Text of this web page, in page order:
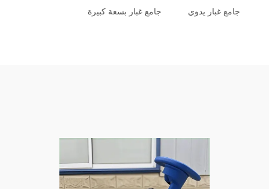
جامع غبار يدوي جامع غبار بسعة كبيرة